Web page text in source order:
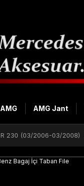
AMG AMG Jant
R 230 (03/2006-03/2008)